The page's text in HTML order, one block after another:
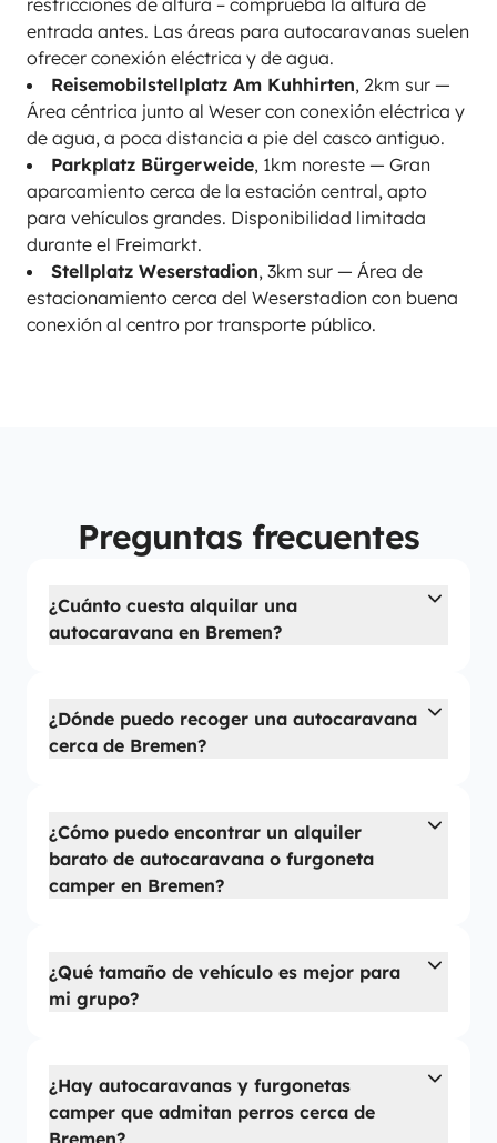
restricciones de altura – comprueba la altura de
entrada antes. Las áreas para autocaravanas suelen
ofrecer conexión eléctrica y de agua.
Reisemobilstellplatz Am Kuhhirten, 2km sur —
Área céntrica junto al Weser con conexión eléctrica y
de agua, a poca distancia a pie del casco antiguo.
Parkplatz Bürgerweide, 1km noreste — Gran
aparcamiento cerca de la estación central, apto
para vehículos grandes. Disponibilidad limitada
durante el Freimarkt.
Stellplatz Weserstadion, 3km sur — Área de
estacionamiento cerca del Weserstadion con buena
conexión al centro por transporte público.
Preguntas frecuentes
¿Cuánto cuesta alquilar una
autocaravana en Bremen?
¿Dónde puedo recoger una autocaravana
cerca de Bremen?
¿Cómo puedo encontrar un alquiler
barato de autocaravana o furgoneta
camper en Bremen?
¿Qué tamaño de vehículo es mejor para
mi grupo?
¿Hay autocaravanas y furgonetas
camper que admitan perros cerca de
Bremen?